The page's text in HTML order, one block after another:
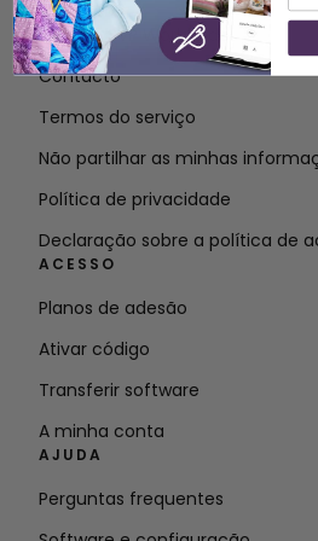
Sobre a SVP Worldwide
Contacto
Termos do serviço
Não partilhar as minhas
Política de privacidade
Declaração sobre a política de
ACESSO
Planos de adesão
Ativar código
Transferir software
A minha conta
AJUDA
Perguntas frequentes